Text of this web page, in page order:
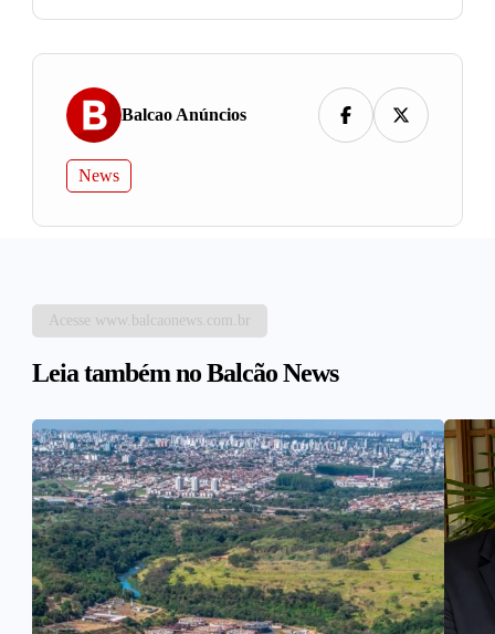
Balcao Anúncios
News
Acesse www.balcaonews.com.br
Leia também no Balcão News